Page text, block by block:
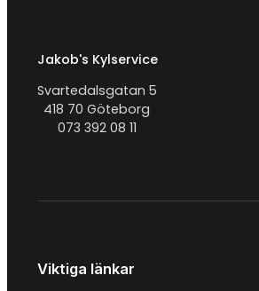
Jakob's Kylservice
Svartedalsgatan 5
418 70 Göteborg
073 392 08 11
Viktiga länkar